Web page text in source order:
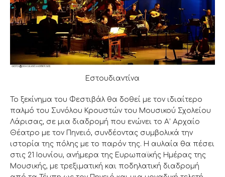
Εστουδιαντίνα
Το ξεκίνημα του Φεστιβάλ θα δοθεί με τον ιδιαίτερο
παλμό του Συνόλου Κρουστών του Μουσικού Σχολείου
Λάρισας, σε μια διαδρομή που ενώνει το Α’ Αρχαίο
Θέατρο με τον Πηνειό, συνδέοντας συμβολικά την
ιστορία της πόλης με το παρόν της. Η αυλαία θα πέσει
στις 21 Ιουνίου, ανήμερα της Ευρωπαϊκής Ημέρας της
Μουσικής, με τρεξιματική και ποδηλατική διαδρομή